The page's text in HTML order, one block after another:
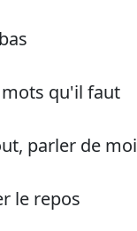
qu'il faut
parler de moi
le repos